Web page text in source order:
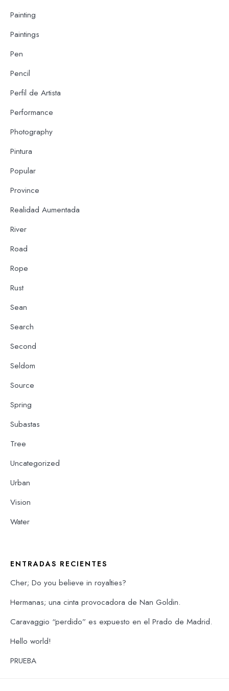
Painting
Paintings
Pen
Pencil
Perfil de Artista
Performance
Photography
Pintura
Popular
Province
Realidad Aumentada
River
Road
Rope
Rust
Sean
Search
Second
Seldom
Source
Spring
Subastas
Tree
Uncategorized
Urban
Vision
Water
ENTRADAS RECIENTES
Cher; Do you believe in royalties?
Hermanas; una cinta provocadora de Nan Goldin.
Caravaggio “perdido” es expuesto en el Prado de Madrid.
Hello world!
PRUEBA